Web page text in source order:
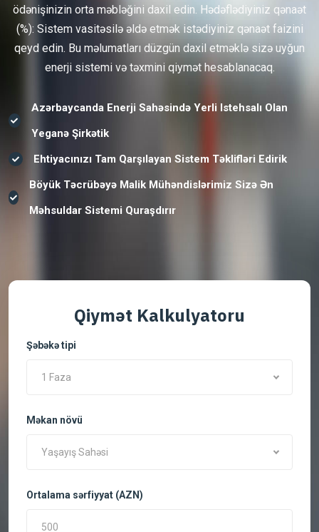
ödənişinizin orta məbləğini daxil edin. Hədəflədiyiniz qənaət
(%): Sistem vasitəsilə əldə etmək istədiyiniz qənaət faizini
qeyd edin. Bu məlumatları düzgün daxil etməklə sizə uyğun
enerji sistemi və təxmini qiymət hesablanacaq.
Azərbaycanda Enerji Sahəsində Yerli Istehsalı Olan
Yeganə Şirkətik
Ehtiyacınızı Tam Qarşılayan Sistem Təklifləri Edirik
Böyük Təcrübəyə Malik Mühəndislərimiz Sizə Ən
Məhsuldar Sistemi Quraşdırır
Qiymət Kalkulyatoru
Şəbəkə tipi
1 Faza
Məkan növü
Yaşayış Sahəsi
Ortalama sərfiyyat (AZN)